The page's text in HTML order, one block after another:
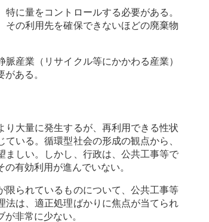
に量をコントロールする必要がある。
その利用先を確保できないほどの廃棄物
産業（リサイクル等にかかわる産業）
ある。
大量に発生するが、再利用できる性状
いる。循環型社会の形成の観点から、
ましい。しかし、行政は、公共工事等で
有効利用が進んでいない。
限られているものについて、公共工事等
法は、適正処理ばかりに焦点が当てられ
非常に少ない。